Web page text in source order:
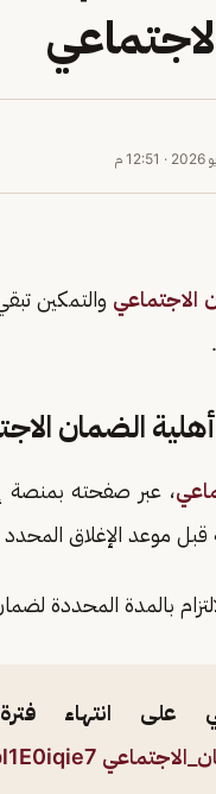
· 12:51 م
الاجتماعي
الضمان
، عبر صفحته بمنصة
الإغلاق المحدد في 27 من مايو
بالمدة المحددة
على انتهاء